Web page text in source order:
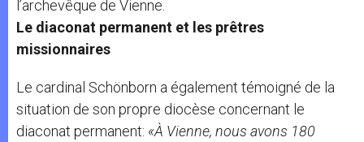
l’archevêque de Vienne.
Le diaconat permanent et les prêtres
missionnaires
Le cardinal Schönborn a également témoigné de la
situation de son propre diocèse concernant le
diaconat permanent: «À Vienne, nous avons 180